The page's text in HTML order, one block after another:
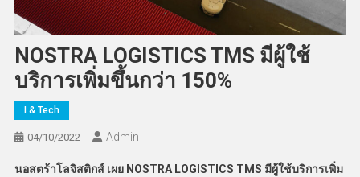
NOSTRA LOGISTICS TMS มีผู้ใช้
บริการเพิ่มขึ้นกว่า 150%
I & Tech
04/10/2022 Admin
นอสตร้าโลจิสติกส์ เผย NOSTRA LOGISTICS TMS มีผู้ใช้บริการเพิ่ม